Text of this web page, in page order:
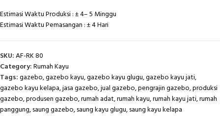
Estimasi Waktu Produksi : ± 4– 5 Minggu
Estimasi Waktu Pemasangan : ± 4 Hari
SKU:AF-RK 80
Category:Rumah Kayu
Tags:gazebo,gazebo kayu,gazebo kayu glugu,gazebo kayu jati,
gazebo kayu kelapa,jasa gazebo,jual gazebo,pengrajin gazebo,produksi
gazebo,produsen gazebo,rumah adat,rumah kayu,rumah kayu jati,rumah
panggung,saung gazebo,saung kayu glugu,saung kayu kelapa